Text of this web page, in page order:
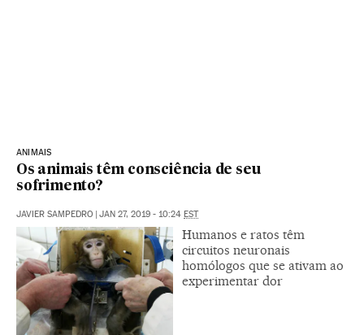
ANIMAIS
Os animais têm consciência de seu
sofrimento?
JAVIER SAMPEDRO | JAN 27, 2019 - 10:24 EST
Humanos e ratos têm
circuitos neuronais
homólogos que se ativam ao
experimentar dor